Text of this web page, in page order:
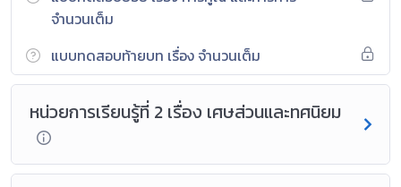
จำนวนเต็ม
แบบทดสอบท้ายบท เรื่อง จำนวนเต็ม
หน่วยการเรียนรู้ที่ 2 เรื่อง เศษส่วนและทศนิยม